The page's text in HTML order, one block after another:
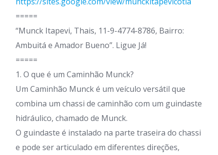
=====
“Munck Itapevi, Thais, 11-9-4774-8786, Bairro:
Ambuitá e Amador Bueno”. Ligue Já!
=====
1. O que é um Caminhão Munck?
Um Caminhão Munck é um veículo versátil que
combina um chassi de caminhão com um guindaste
hidráulico, chamado de Munck.
O guindaste é instalado na parte traseira do chassi
e pode ser articulado em diferentes direções,